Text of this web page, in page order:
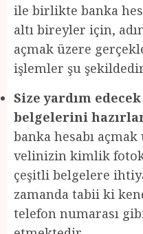
ile birlikte banka
altı bireyler için,
açmak üzere
işlemler şu
Size yardım
belgelerini
banka hesabı
velinizin kimlik
çeşitli belgelere
zamanda tabii ki
telefon numarası